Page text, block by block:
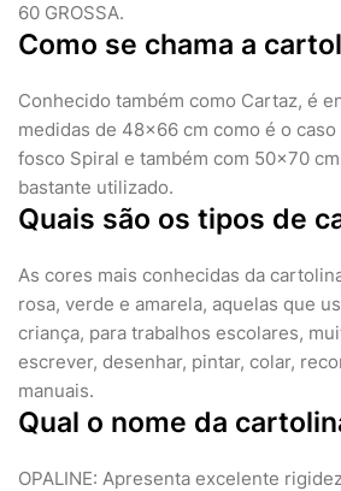
60 GROSSA.
Como se chama a
Conhecido também como Cartaz, é
medidas de 48×66 cm como é o
fosco Spiral e também com 50×70
bastante utilizado.
Quais são os tipos de
As cores mais conhecidas da
rosa, verde e amarela, aquelas que
criança, para trabalhos escolares,
escrever, desenhar, pintar, colar,
manuais.
Qual o nome da
OPALINE: Apresenta excelente